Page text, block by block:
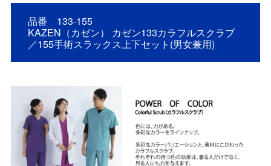
品番 133-155
KAZEN（カゼン） カゼン133カラフルスクラブ
／155手術スラックス上下セット(男女兼用)